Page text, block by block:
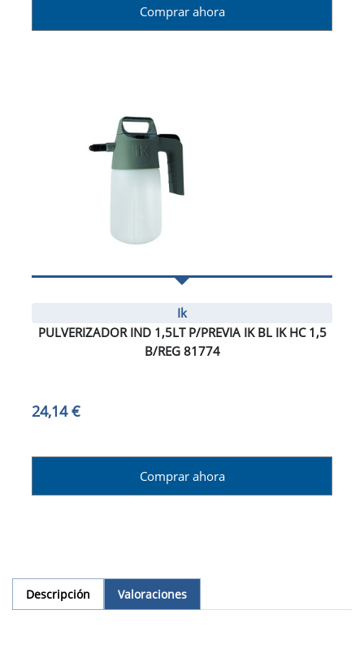
Comprar ahora
Ik
PULVERIZADOR IND 1,5LT P/PREVIA IK BL IK HC 1,5
B/REG 81774
24,14 €
Comprar ahora
Descripción Valoraciones